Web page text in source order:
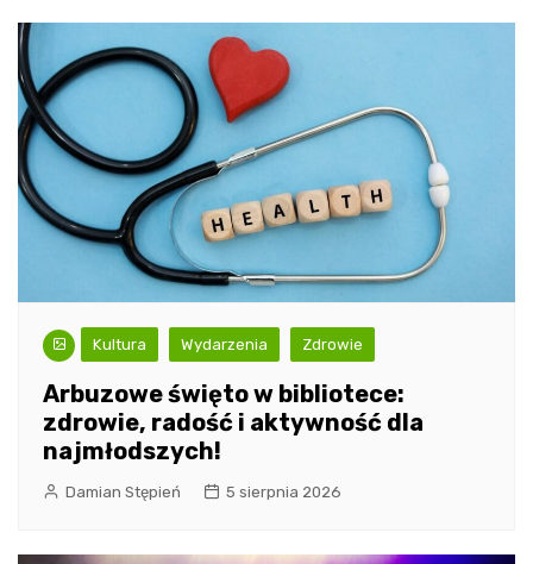
Kultura Wydarzenia Zdrowie
Arbuzowe święto w bibliotece:
zdrowie, radość i aktywność dla
najmłodszych!
Damian Stępień 5 sierpnia 2026